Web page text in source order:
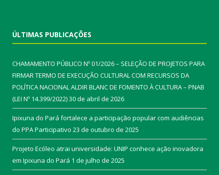
ÚLTIMAS PUBLICAÇÕES
CHAMAMENTO PÚBLICO Nº 01/2026 – SELEÇÃO DE PROJETOS PARA
FIRMAR TERMO DE EXECUÇÃO CULTURAL COM RECURSOS DA
POLÍTICA NACIONAL ALDIR BLANC DE FOMENTO À CULTURA – PNAB
(LEI Nº 14.399/2022)30 de abril de 2026
Ipixuna do Pará fortalece a participação popular com audiências
do PPA Participativo 23 de outubro de 2025
Projeto Ecóleo atrai universidade: UNIP conhece ação inovadora
em Ipixuna do Pará 1 de julho de 2025